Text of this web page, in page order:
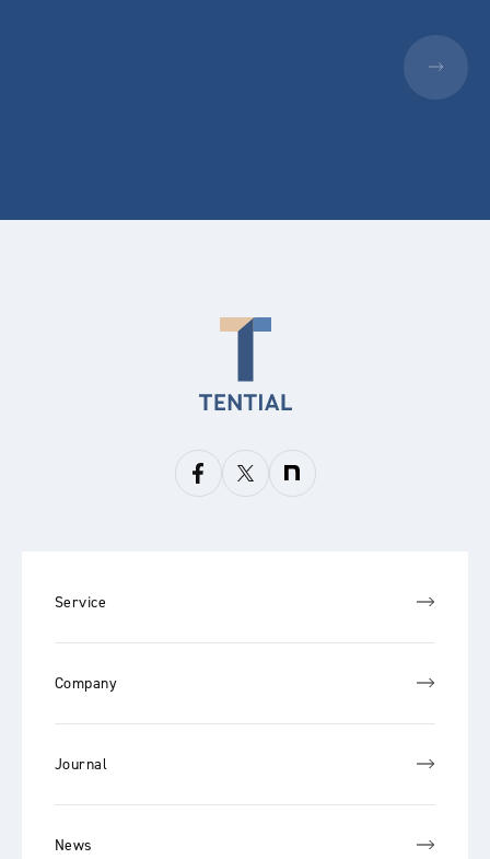
Service
Company
Journal
News